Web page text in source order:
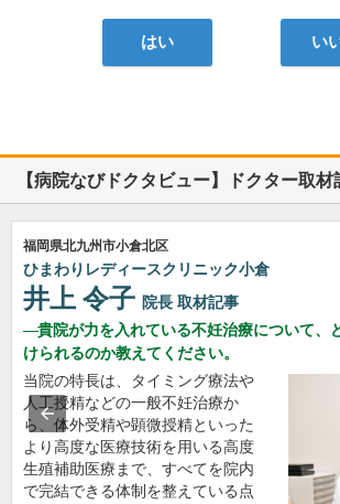
はい い
【病院なびドクタビュー】ドクター取材
福岡県北九州市小倉北区
ひまわりレディースクリニック小倉
井上 令子 院長 取材記事
貴院が力を入れている不妊治療について、
けられるのか教えてください。
当院の特長は、タイミング療法や
人工授精などの一般不妊治療か
ら、体外受精や顕微授精といった
より高度な医療技術を用いる高度
生殖補助医療まで、すべてを院内
で完結できる体制を整えている点